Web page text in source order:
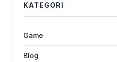
KATEGORI
Game
Blog